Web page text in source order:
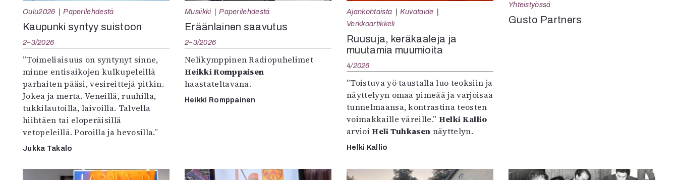
Oulu2026 Paperilehdestä
Kaupunki syntyy suistoon
2–3/2026
”Toimeliaisuus on syntynyt sinne,
minne entisaikojen kulkupeleillä
parhaiten pääsi, vesireittejä pitkin.
Jokea ja merta. Veneillä, ruuhilla,
tukkilautoilla, laivoilla. Talvella
hiihtäen tai eloperäisillä
vetopeleillä. Poroilla ja hevosilla.”
Jukka Takalo
Musiikki Paperilehdestä
Eräänlainen saavutus
2–3/2026
Nelikymppinen Radiopuhelimet
Heikki Romppaisen
haastateltavana.
Heikki Romppainen
Ajankohtaista
Kuvataide
Verkkoartikkeli
Ruusuja, keräkaaleja ja
muutamia muumioita
4/2026
”Toistuva yö taustalla luo teoksiin ja
näyttelyyn omaa pimeää ja varjoisaa
tunnelmaansa, kontrastina teosten
voimakkaille väreille.” Helki Kallio
arvioiHeli Tuhkasen näyttelyn.
Helki Kallio
Yhteistyössä
Gusto Partners